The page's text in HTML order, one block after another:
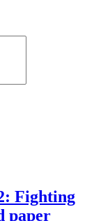
Fighting
paper